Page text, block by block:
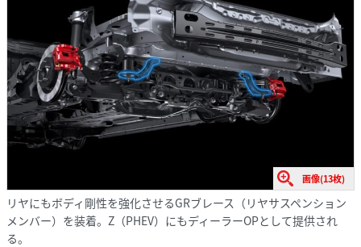
画像(13枚)
リヤにもボディ剛性を強化させるGRブレース（リヤサスペンション
メンバー）を装着。Z（PHEV）にもディーラーOPとして提供され
る。